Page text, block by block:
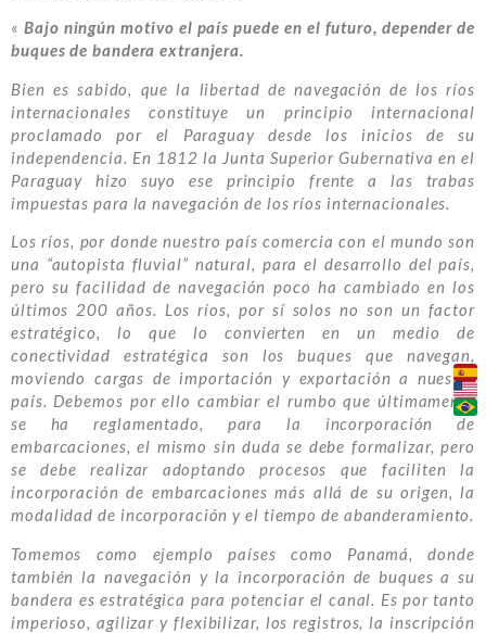
« Bajo ningún motivo el país puede en el futuro, depender de
buques de bandera extranjera.
Bien es sabido, que la libertad de navegación de los ríos
internacionales constituye un principio internacional
proclamado por el Paraguay desde los inicios de su
independencia. En 1812 la Junta Superior Gubernativa en el
Paraguay hizo suyo ese principio frente a las trabas
impuestas para la navegación de los ríos internacionales.
Los ríos, por donde nuestro país comercia con el mundo son
una “autopista fluvial” natural, para el desarrollo del país,
pero su facilidad de navegación poco ha cambiado en los
últimos 200 años. Los ríos, por sí solos no son un factor
estratégico, lo que lo convierten en un medio de
conectividad estratégica son los buques que navegan,
moviendo cargas de importación y exportación a nuestro
país. Debemos por ello cambiar el rumbo que últimamente
se ha reglamentado, para la incorporación de
embarcaciones, el mismo sin duda se debe formalizar, pero
se debe realizar adoptando procesos que faciliten la
incorporación de embarcaciones más allá de su origen, la
modalidad de incorporación y el tiempo de abanderamiento.
Tomemos como ejemplo países como Panamá, donde
también la navegación y la incorporación de buques a su
bandera es estratégica para potenciar el canal. Es por tanto
imperioso, agilizar y flexibilizar, los registros, la inscripción